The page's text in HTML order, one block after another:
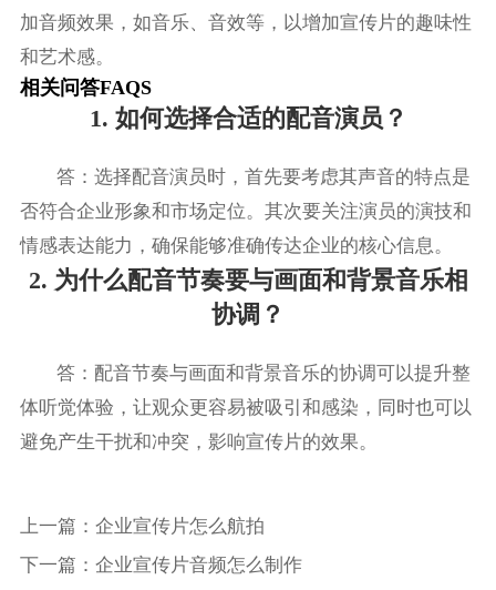
加音频效果，如音乐、音效等，以增加宣传片的趣味性
和艺术感。
相关问答FAQS
1. 如何选择合适的配音演员？
答：选择配音演员时，首先要考虑其声音的特点是
否符合企业形象和市场定位。其次要关注演员的演技和
情感表达能力，确保能够准确传达企业的核心信息。
2. 为什么配音节奏要与画面和背景音乐相
协调？
答：配音节奏与画面和背景音乐的协调可以提升整
体听觉体验，让观众更容易被吸引和感染，同时也可以
避免产生干扰和冲突，影响宣传片的效果。
上一篇： 企业宣传片怎么航拍
下一篇： 企业宣传片音频怎么制作